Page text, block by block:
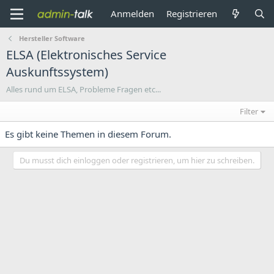
Anmelden Registrieren
Hersteller Software
ELSA (Elektronisches Service
Auskunftssystem)
Alles rund um ELSA, Probleme Fragen etc...
Filter
Es gibt keine Themen in diesem Forum.
Du musst dich einloggen oder registrieren, um hier zu schreiben.